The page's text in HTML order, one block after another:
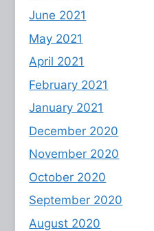
June 2021
May 2021
April 2021
February 2021
January 2021
December 2020
November 2020
October 2020
September 2020
August 2020